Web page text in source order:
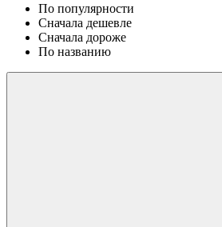
По популярности
Сначала дешевле
Сначала дороже
По названию